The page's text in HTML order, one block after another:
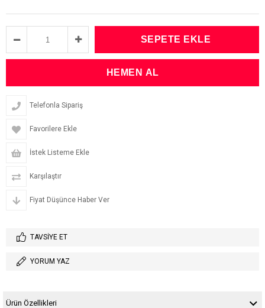
Telefonla Sipariş
Favorilere Ekle
İstek Listeme Ekle
Karşılaştır
Fiyat Düşünce Haber Ver
TAVSIYE ET
YORUM YAZ
Ürün Özellikleri